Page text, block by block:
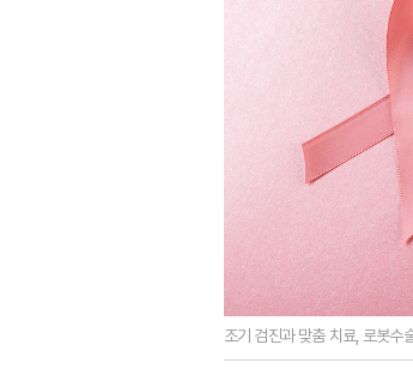
조기 검진과 맞춤 치료, 로봇수